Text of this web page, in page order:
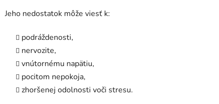
Jeho nedostatok môže viesť k:
podráždenosti,
nervozite,
vnútornému napätiu,
pocitom nepokoja,
zhoršenej odolnosti voči stresu.